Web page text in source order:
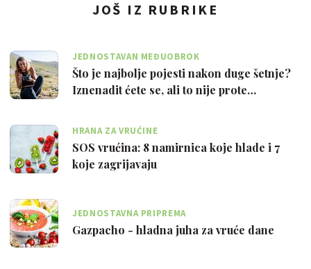
JOŠ IZ RUBRIKE
JEDNOSTAVAN MEĐUOBROK
Što je najbolje pojesti nakon duge šetnje?
Iznenadit ćete se, ali to nije prote…
HRANA ZA VRUĆINE
SOS vrućina: 8 namirnica koje hlade i 7
koje zagrijavaju
JEDNOSTAVNA PRIPREMA
Gazpacho - hladna juha za vruće dane